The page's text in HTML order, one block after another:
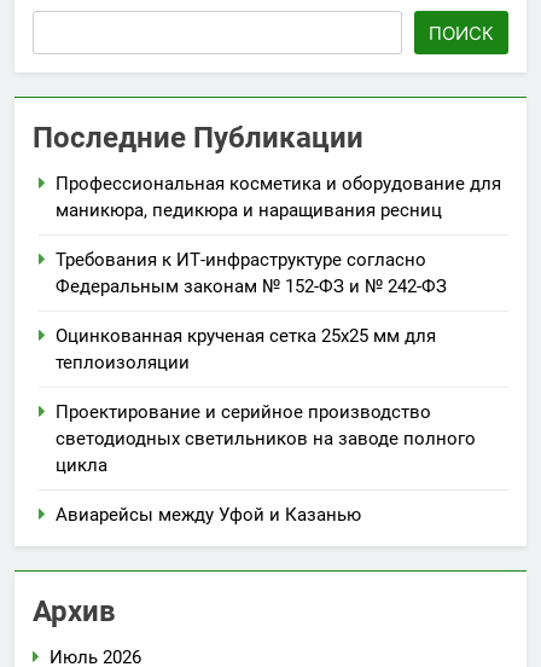
ПОИСК
Последние Публикации
Профессиональная косметика и оборудование для
маникюра, педикюра и наращивания ресниц
Требования к ИТ-инфраструктуре согласно
Федеральным законам № 152-ФЗ и № 242-ФЗ
Оцинкованная крученая сетка 25х25 мм для
теплоизоляции
Проектирование и серийное производство
светодиодных светильников на заводе полного
цикла
Авиарейсы между Уфой и Казанью
Архив
Июль 2026